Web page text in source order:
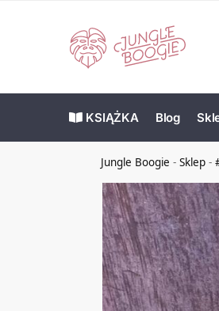
KSIĄŻKA Blog
Jungle Boogie -Sklep -